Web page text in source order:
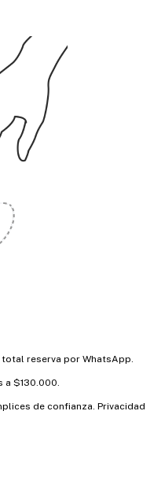
reserva por WhatsApp.
a $130.000.
de confianza. Privacidad